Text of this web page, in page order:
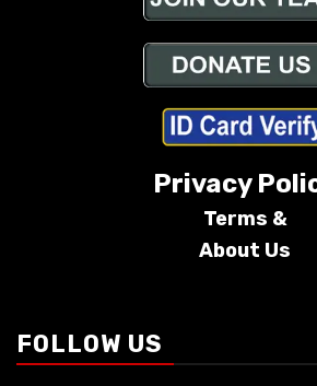
Privacy
Terms &
About Us
FOLLOW US